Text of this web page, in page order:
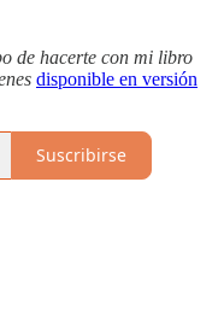
de hacerte con mi libro
disponible en versión
Suscribirse